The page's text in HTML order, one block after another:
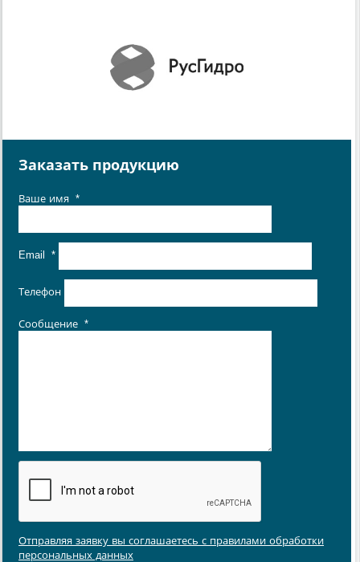
Заказать продукцию
Ваше имя *
Email *
Телефон
Сообщение *
Отправляя заявку вы соглашаетесь с правилами обработки
персональных данных